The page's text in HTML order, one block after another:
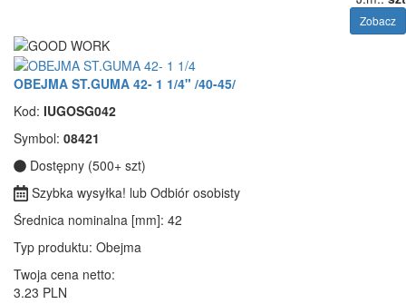
Zobacz
OBEJMA ST.GUMA 42- 1 1/4" /40-45/
Kod: IUGOSG042
Symbol: 08421
Dostępny (500+ szt)
Szybka wysyłka! lub Odbiór osobisty
Średnica nominalna [mm]: 42
Typ produktu: Obejma
Twoja cena netto:
3.23 PLN